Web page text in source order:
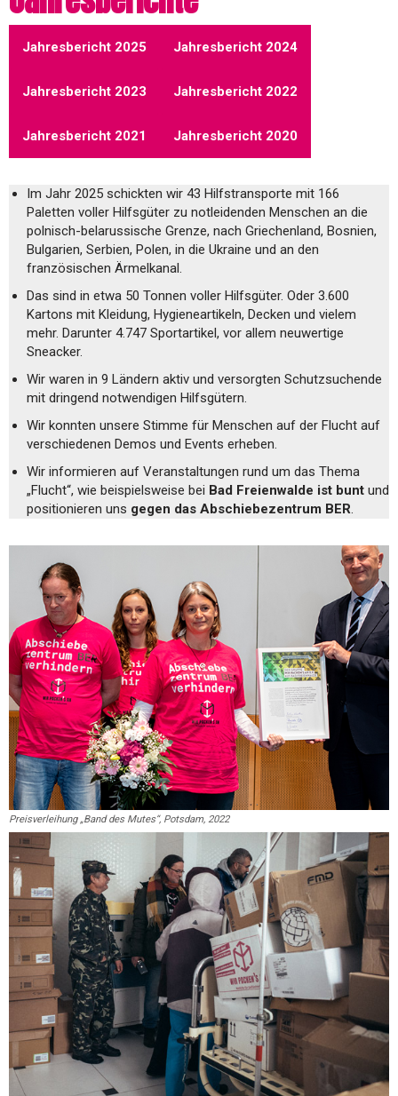
Jahresbericht 2025 Jahresbericht 2024
Jahresbericht 2023 Jahresbericht 2022
Jahresbericht 2021 Jahresbericht 2020
Im Jahr 2025 schickten wir 43 Hilfstransporte mit 166
Paletten voller Hilfsgüter zu notleidenden Menschen an die
polnisch-belarussische Grenze, nach Griechenland, Bosnien,
Bulgarien, Serbien, Polen, in die Ukraine und an den
französischen Ärmelkanal.
Das sind in etwa 50 Tonnen voller Hilfsgüter. Oder 3.600
Kartons mit Kleidung, Hygieneartikeln, Decken und vielem
mehr. Darunter 4.747 Sportartikel, vor allem neuwertige
Sneacker.
Wir waren in 9 Ländern aktiv und versorgten Schutzsuchende
mit dringend notwendigen Hilfsgütern.
Wir konnten unsere Stimme für Menschen auf der Flucht auf
verschiedenen Demos und Events erheben.
Wir informieren auf Veranstaltungen rund um das Thema
„Flucht“, wie beispielsweise bei Bad Freienwalde ist bunt und
positionieren uns gegen das Abschiebezentrum BER.
Preisverleihung „Band des Mutes“, Potsdam, 2022